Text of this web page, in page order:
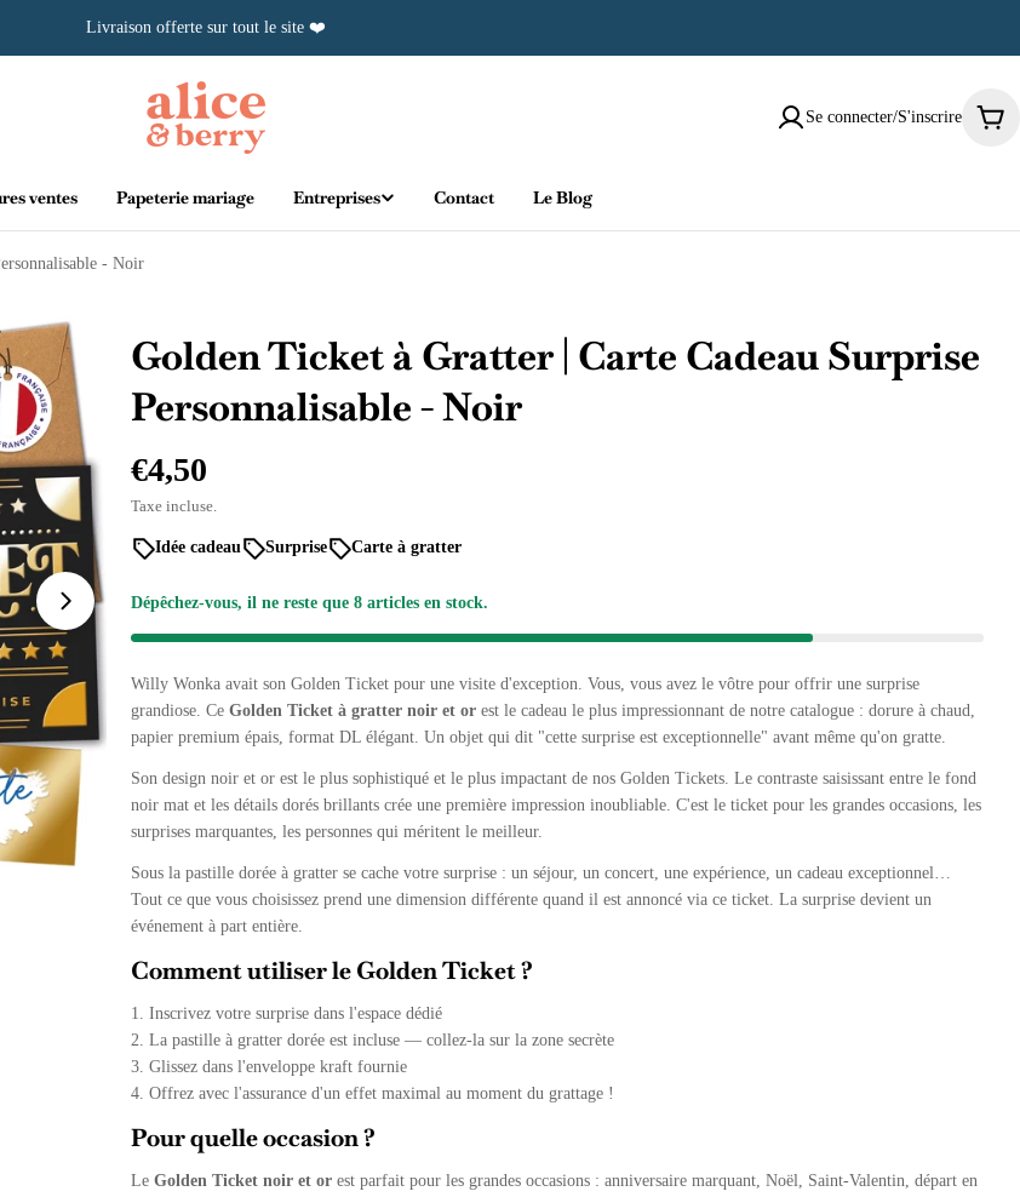
Livraison offerte sur tout le site ❤️
Se connecter/S'inscrire
ventes Papeterie mariage Entreprises Contact Le Blog
- Noir
Ouvrir le média 1 en mode modal
Golden Ticket à Gratter | Carte Cadeau Surprise
Personnalisable - Noir
Prix
régulier
€4,50
Taxe incluse.
Idée cadeau Surprise Carte à gratter
Dépêchez-vous, il ne reste que 8articles en stock.
Willy Wonka avait son Golden Ticket pour une visite d'exception. Vous, vous avez le vôtre pour offrir une surprise
grandiose. Ce Golden Ticket à gratter noir et orest le cadeau le plus impressionnant de notre catalogue : dorure à chaud,
papier premium épais, format DL élégant. Un objet qui dit "cette surprise est exceptionnelle" avant même qu'on gratte.
Son design noir et or est le plus sophistiqué et le plus impactant de nos Golden Tickets. Le contraste saisissant entre le fond
noir mat et les détails dorés brillants crée une première impression inoubliable. C'est le ticket pour les grandes occasions, les
surprises marquantes, les personnes qui méritent le meilleur.
Sous la pastille dorée à gratter se cache votre surprise : un séjour, un concert, une expérience, un cadeau exceptionnel…
Tout ce que vous choisissez prend une dimension différente quand il est annoncé via ce ticket. La surprise devient un
événement à part entière.
Comment utiliser le Golden Ticket ?
1. Inscrivez votre surprise dans l'espace dédié
2. La pastille à gratter dorée est incluse — collez-la sur la zone secrète
3. Glissez dans l'enveloppe kraft fournie
4. Offrez avec l'assurance d'un effet maximal au moment du grattage !
Pour quelle occasion ?
Le Golden Ticket noir et orest parfait pour les grandes occasions : anniversaire marquant, Noël, Saint-Valentin, départ en